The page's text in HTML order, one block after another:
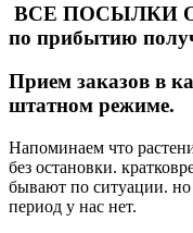
ВСЕ ПОСЫЛКИ
по прибытию
Прием заказов в
штатном режиме.
Напоминаем что
без остановки.
бывают по ситуации.
период у нас нет.